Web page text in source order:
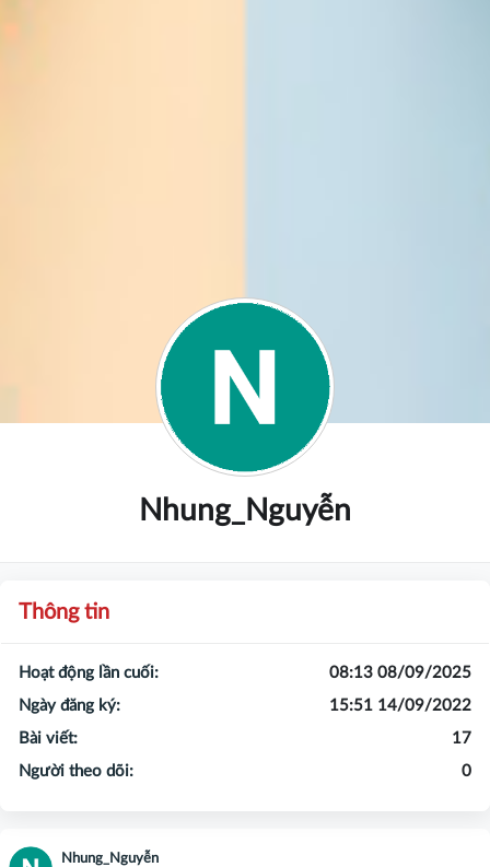
Nhung_Nguyễn
Nhung_Nguyễn
Thông tin
Hoạt động lần cuối:
08:13 08/09/2025
Ngày đăng ký:
15:51 14/09/2022
Bài viết:
17
Người theo dõi:
0